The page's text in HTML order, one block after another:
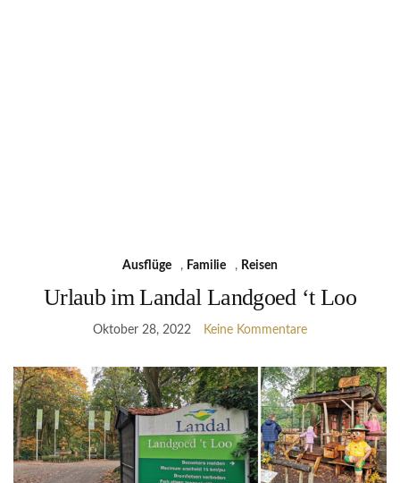
Ausflüge , Familie , Reisen
Urlaub im Landal Landgoed ‘t Loo
Oktober 28, 2022 Keine Kommentare